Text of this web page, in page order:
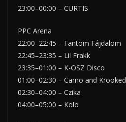
23:00–00:00 – CURTIS
PPC Arena
22:00–22:45 – Fantom Fájdalom
22:45–23:35 – Lil Frakk
23:35–01:00 – K-OSZ Disco
01:00–02:30 – Camo and Krooked
02:30–04:00 – Czika
04:00–05:00 – Kolo